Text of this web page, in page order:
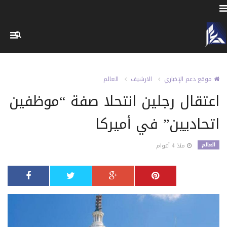
موقع دعم الإخباري الارشيف العالم
اعتقال رجلين انتحلا صفة “موظفين
اتحاديين” في أميركا
العالم منذ 4 أعوام